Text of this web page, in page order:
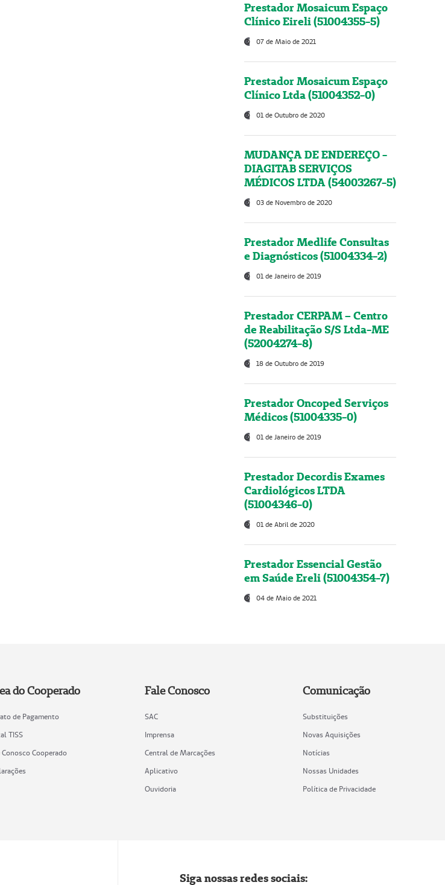
Prestador Mosaicum Espaço
Clínico Eireli (51004355-5)
07 de Maio de 2021
Prestador Mosaicum Espaço
Clínico Ltda (51004352-0)
01 de Outubro de 2020
MUDANÇA DE ENDEREÇO -
DIAGITAB SERVIÇOS
MÉDICOS LTDA (54003267-5)
03 de Novembro de 2020
Prestador Medlife Consultas
e Diagnósticos (51004334-2)
01 de Janeiro de 2019
Prestador CERPAM – Centro
de Reabilitação S/S Ltda-ME
(52004274-8)
18 de Outubro de 2019
Prestador Oncoped Serviços
Médicos (51004335-0)
01 de Janeiro de 2019
Prestador Decordis Exames
Cardiológicos LTDA
(51004346-0)
01 de Abril de 2020
Prestador Essencial Gestão
em Saúde Ereli (51004354-7)
04 de Maio de 2021
do Cooperado
de Pagamento
TISS
Conosco Cooperado
Fale Conosco
SAC
Imprensa
Central de Marcações
Aplicativo
Ouvidoria
Comunicação
Substituições
Novas Aquisições
Notícias
Nossas Unidades
Política de Privacidade
Siga nossas redes sociais: